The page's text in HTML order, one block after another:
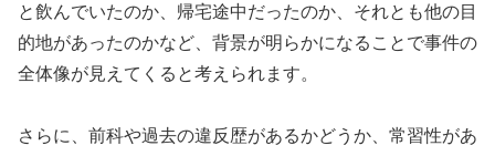
と飲んでいたのか、帰宅途中だったのか、それとも他の目
的地があったのかなど、背景が明らかになることで事件の
全体像が見えてくると考えられます。
さらに、前科や過去の違反歴があるかどうか、常習性があ